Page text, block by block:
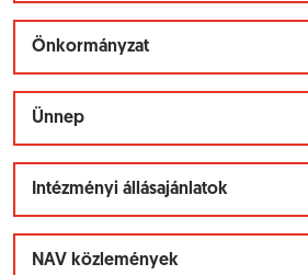
Önkormányzat
Ünnep
Intézményi állásajánlatok
NAV közlemények